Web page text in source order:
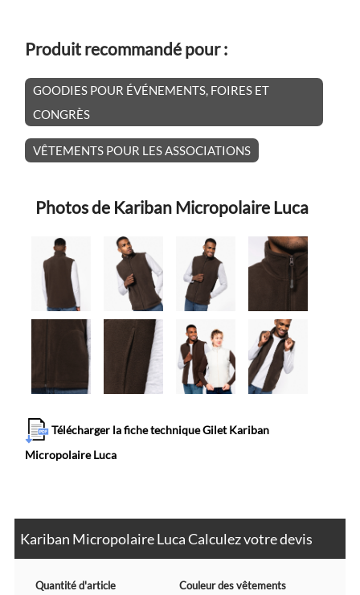
Produit recommandé pour :
GOODIES POUR ÉVÉNEMENTS, FOIRES ET
CONGRÈS
VÊTEMENTS POUR LES ASSOCIATIONS
Photos de Kariban Micropolaire Luca
Télécharger la fiche technique Gilet Kariban
Micropolaire Luca
Kariban Micropolaire Luca Calculez votre devis
Quantité d'article Couleur des vêtements